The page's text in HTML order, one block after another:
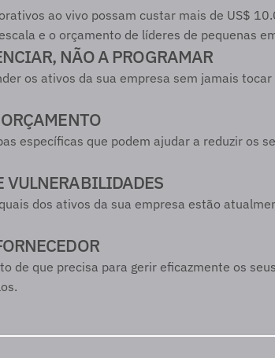
ao vivo possam custar mais de US$
e o orçamento de líderes de pequenas
NÃO A PROGRAMAR
os ativos da sua empresa sem jamais tocar
específicas que podem ajudar a reduzir os
VULNERABILIDADES
dos ativos da sua empresa estão
de que precisa para gerir eficazmente os